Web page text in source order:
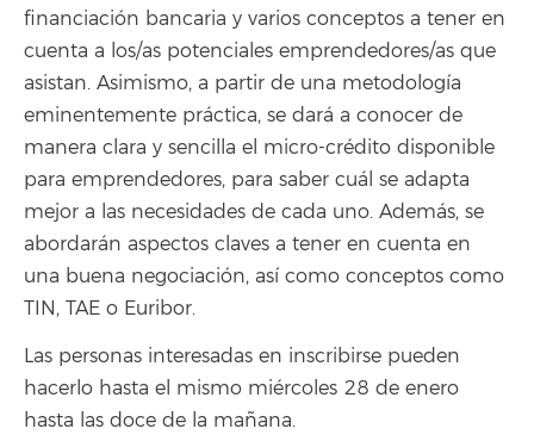
financiación bancaria y varios conceptos a tener en
cuenta a los/as potenciales emprendedores/as que
asistan. Asimismo, a partir de una metodología
eminentemente práctica, se dará a conocer de
manera clara y sencilla el micro-crédito disponible
para emprendedores, para saber cuál se adapta
mejor a las necesidades de cada uno. Además, se
abordarán aspectos claves a tener en cuenta en
una buena negociación, así como conceptos como
TIN, TAE o Euribor.
Las personas interesadas en inscribirse pueden
hacerlo hasta el mismo miércoles 28 de enero
hasta las doce de la mañana.